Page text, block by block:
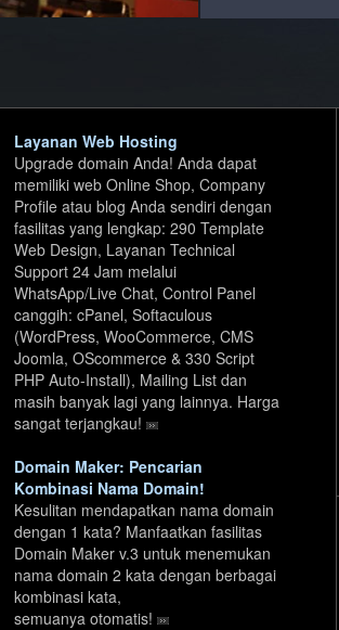
.global
.express
.web.id
.ac.id
.bz
.house
.city
.army
.bike
Layanan Web Hosting
Upgrade domain Anda! Anda dapat
memiliki web Online Shop, Company
Profile atau blog Anda sendiri dengan
fasilitas yang lengkap: 290 Template
Web Design, Layanan Technical
Support 24 Jam melalui
WhatsApp/Live Chat, Control Panel
canggih: cPanel, Softaculous
(WordPress, WooCommerce, CMS
Joomla, OScommerce & 330 Script
PHP Auto-Install), Mailing List dan
masih banyak lagi yang lainnya. Harga
sangat terjangkau!
Domain Maker: Pencarian
Kombinasi Nama Domain!
Kesulitan mendapatkan nama domain
dengan 1 kata? Manfaatkan fasilitas
Domain Maker v.3 untuk menemukan
nama domain 2 kata dengan berbagai
kombinasi kata,
semuanya otomatis!